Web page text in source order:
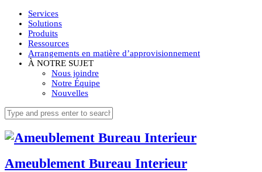
Services
Solutions
Produits
Ressources
Arrangements en matière d’approvisionnement
À NOTRE SUJET
Nous joindre
Notre Équipe
Nouvelles
Ameublement Bureau Interieur